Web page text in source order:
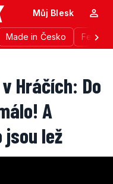
Made in Česko
Můj Blesk
Hráčích: Do
A
jsou lež